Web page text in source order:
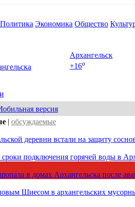
Политика Экономика Общество
вс
Архангельск
+16o
версия
| обсуждаемые
деревни встали на защиту
подключения горячей воды в
в домах Архангельска после
Шиесом в архангельских